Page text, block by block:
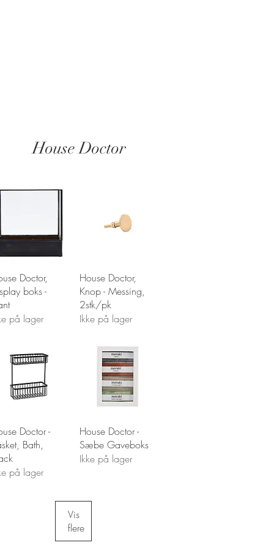
House Doctor
Hurtigvisning
Doctor,
boks -
på lager
Hurtigvisning
House Doctor,
Knop - Messing,
2stk/pk
Ikke på lager
Hurtigvisning
Doctor -
Bath,
på lager
Hurtigvisning
House Doctor -
Sæbe Gaveboks
Ikke på lager
Vis
flere